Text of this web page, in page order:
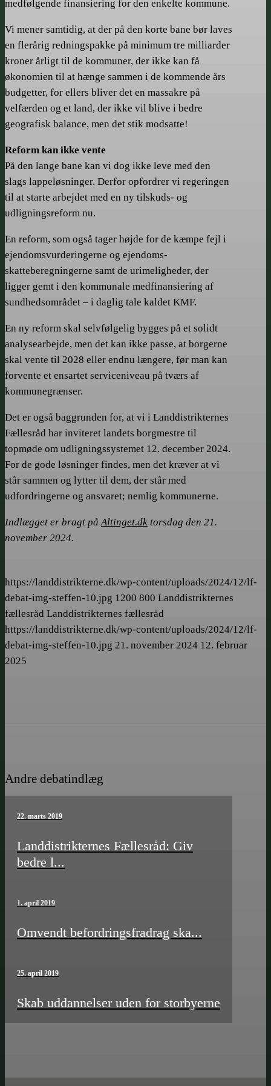
medfølgende finansiering for den enkelte kommune.
Vi mener samtidig, at der på den korte bane bør laves
en flerårig redningspakke på minimum tre milliarder
kroner årligt til de kommuner, der ikke kan få
økonomien til at hænge sammen i de kommende års
budgetter, for ellers bliver det en massakre på
velfærden og et land, der ikke vil blive i bedre
geografisk balance, men det stik modsatte!
Reform kan ikke vente
På den lange bane kan vi dog ikke leve med den
slags lappeløsninger. Derfor opfordrer vi regeringen
til at starte arbejdet med en ny tilskuds- og
udligningsreform nu.
En reform, som også tager højde for de kæmpe fejl i
ejendoms­vurderingerne og ejendoms­
skatteberegningerne samt de urimeligheder, der
ligger gemt i den kommunale medfinansiering af
sundheds­området – i daglig tale kaldet KMF.
En ny reform skal selvfølgelig bygges på et solidt
analysearbejde, men det kan ikke passe, at borgerne
skal vente til 2028 eller endnu længere, før man kan
forvente et ensartet serviceniveau på tværs af
kommunegrænser.
Det er også baggrunden for, at vi i Landdistrikternes
Fællesråd har inviteret landets borgmestre til
topmøde om udligningssystemet 12. december 2024.
For de gode løsninger findes, men det kræver at vi
står sammen og lytter til dem, der står med
udfordringerne og ansvaret; nemlig kommunerne.
Indlægget er bragt påAltinget.dk torsdag den 21.
november 2024.
https://landdistrikterne.dk/wp-content/uploads/2024/12/lf-
debat-img-steffen-10.jpg 1200 800 Landdistrikternes
fællesråd Landdistrikternes fællesråd
https://landdistrikterne.dk/wp-content/uploads/2024/12/lf-
debat-img-steffen-10.jpg 21. november 2024 12. februar
2025
Andre debatindlæg
22. marts 2019
Landdistrikternes Fællesråd: Giv
bedre l...
1. april 2019
Omvendt befordrings­­fradrag ska...
25. april 2019
Skab uddannelser uden for storbyerne